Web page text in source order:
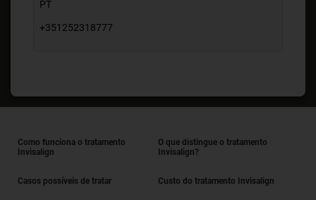
PT
+351252318777
Como funciona o tratamento
Invisalign
O que distingue o tratamento
Invisalign?
Casos possíveis de tratar Custo do tratamento Invisalign